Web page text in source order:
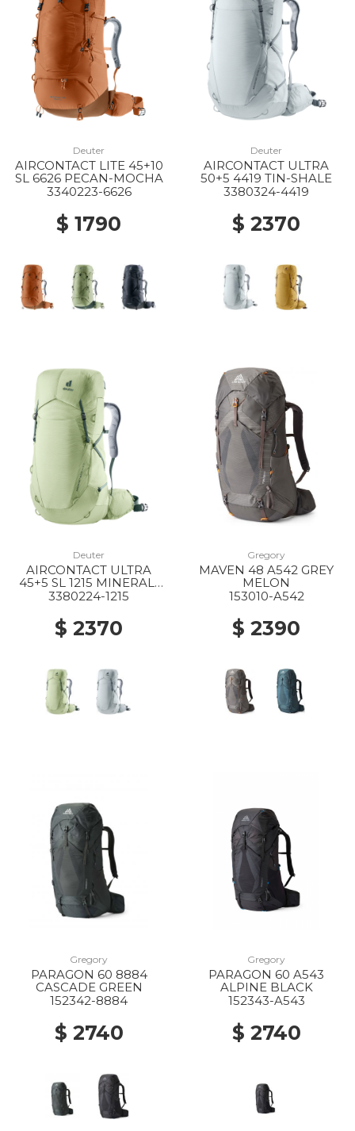
Deuter
AIRCONTACT LITE 45+10
SL 6626 PECAN-MOCHA
3340223-6626
$ 1790
Deuter
AIRCONTACT ULTRA
50+5 4419 TIN-SHALE
3380324-4419
$ 2370
Deuter
AIRCONTACT ULTRA
45+5 SL 1215 MINERAL-
IVY
3380224-1215
$ 2370
Gregory
MAVEN 48 A542 GREY
MELON
153010-A542
$ 2390
Gregory
PARAGON 60 8884
CASCADE GREEN
152342-8884
$ 2740
Gregory
PARAGON 60 A543
ALPINE BLACK
152343-A543
$ 2740